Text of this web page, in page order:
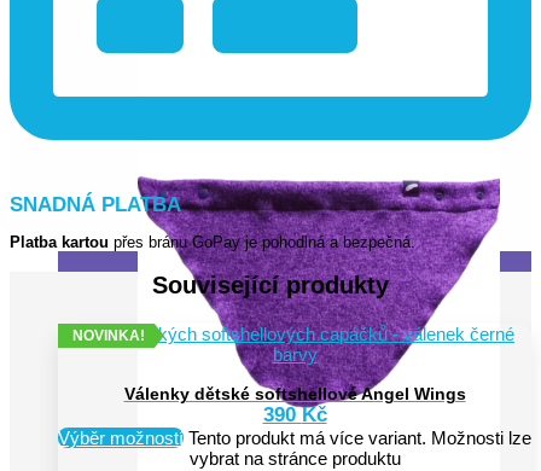
SNADNÁ PLATBA
Platba kartou přes bránu GoPay je pohodlná a bezpečná.
Související produkty
NOVINKA!
Válenky dětské softshellové Angel Wings
390Kč
Výběr možností Tento produkt má více variant. Možnosti lze
vybrat na stránce produktu